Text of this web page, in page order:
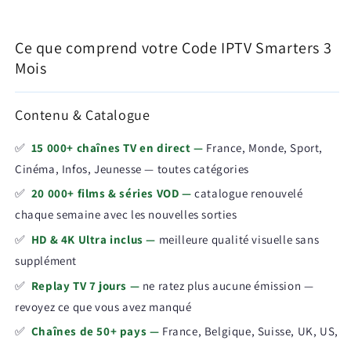
Ce que comprend votre Code IPTV Smarters 3
Mois
Contenu & Catalogue
✅ 15 000+ chaînes TV en direct — France, Monde, Sport,
Cinéma, Infos, Jeunesse — toutes catégories
✅ 20 000+ films & séries VOD —catalogue renouvelé
chaque semaine avec les nouvelles sorties
✅ HD & 4K Ultra inclus — meilleure qualité visuelle sans
supplément
✅ Replay TV 7 jours — ne ratez plus aucune émission —
revoyez ce que vous avez manqué
✅ Chaînes de 50+ pays — France, Belgique, Suisse, UK, US,